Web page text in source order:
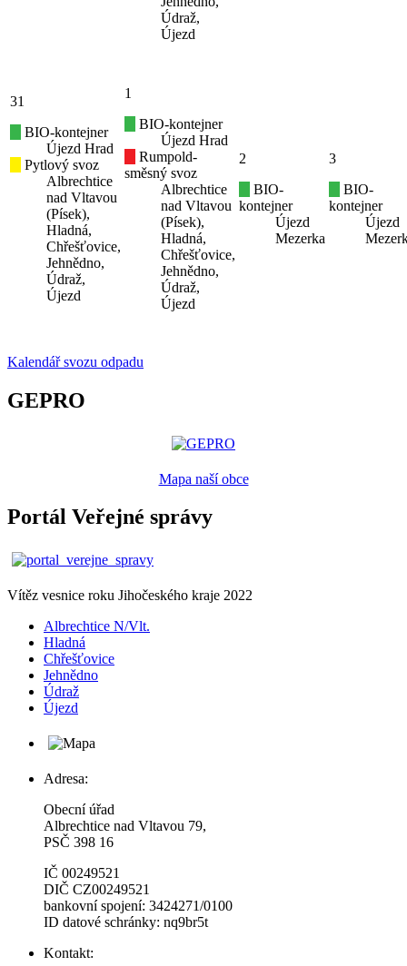
Údraž,
Újezd
31
BIO-kontejner
Újezd Hrad
Pytlový svoz
Albrechtice
nad Vltavou
(Písek),
Hladná,
Chřešťovice,
Jehnědno,
Údraž,
Újezd
1
BIO-kontejner
Újezd Hrad
Rumpold-
směsný svoz
Albrechtice
nad Vltavou
(Písek),
Hladná,
Chřešťovice,
Jehnědno,
Údraž,
Újezd
2
BIO-
kontejner
Újezd
Mezerka
3
BIO-
kontejner
Újezd
Kalendář svozu odpadu
GEPRO
Mapa naší obce
Portál Veřejné správy
Vítěz vesnice roku Jihočeského kraje 2022
Albrechtice N/Vlt.
Hladná
Chřešťovice
Jehnědno
Údraž
Újezd
Adresa:
Obecní úřad
Albrechtice nad Vltavou 79,
PSČ 398 16
IČ 00249521
DIČ CZ00249521
bankovní spojení: 3424271/0100
ID datové schránky: nq9br5t
Kontakt: